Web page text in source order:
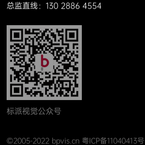
总监直线：130 2886 4554
标派视觉公众号
©2005-2022 bpvis.cn 粤ICP备11040413号